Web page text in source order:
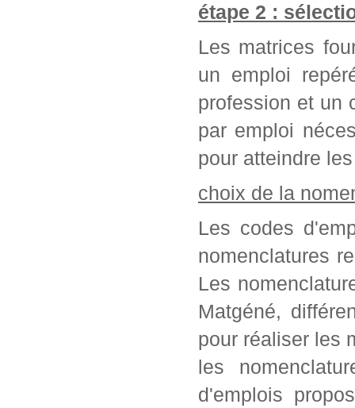
étape 2 :
Les matrices
un emploi
profession et un
par emploi
pour atteindre
choix de la
Les codes
nomenclatures
Les
Matgéné,
pour réaliser les
les
d'emplois